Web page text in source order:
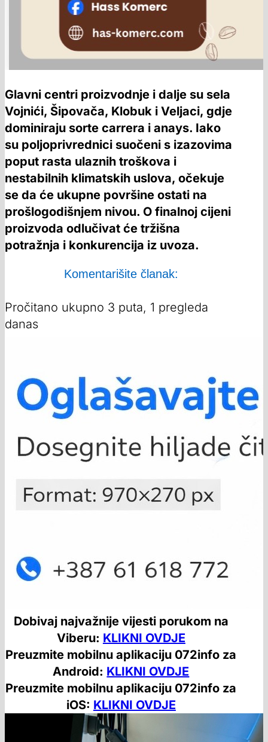
Glavni centri proizvodnje i dalje su sela
Vojnići, Šipovača, Klobuk i Veljaci, gdje
dominiraju sorte carrera i anays. Iako
su poljoprivrednici suočeni s izazovima
poput rasta ulaznih troškova i
nestabilnih klimatskih uslova, očekuje
se da će ukupne površine ostati na
prošlogodišnjem nivou. O finalnoj cijeni
proizvoda odlučivat će tržišna
potražnja i konkurencija iz uvoza.
Komentarišite članak:
Pročitano ukupno 3 puta, 1 pregleda
danas
Dobivaj najvažnije vijesti porukom na
Viberu: KLIKNI OVDJE
Preuzmite mobilnu aplikaciju 072info za
Android: KLIKNI OVDJE
Preuzmite mobilnu aplikaciju 072info za
iOS: KLIKNI OVDJE